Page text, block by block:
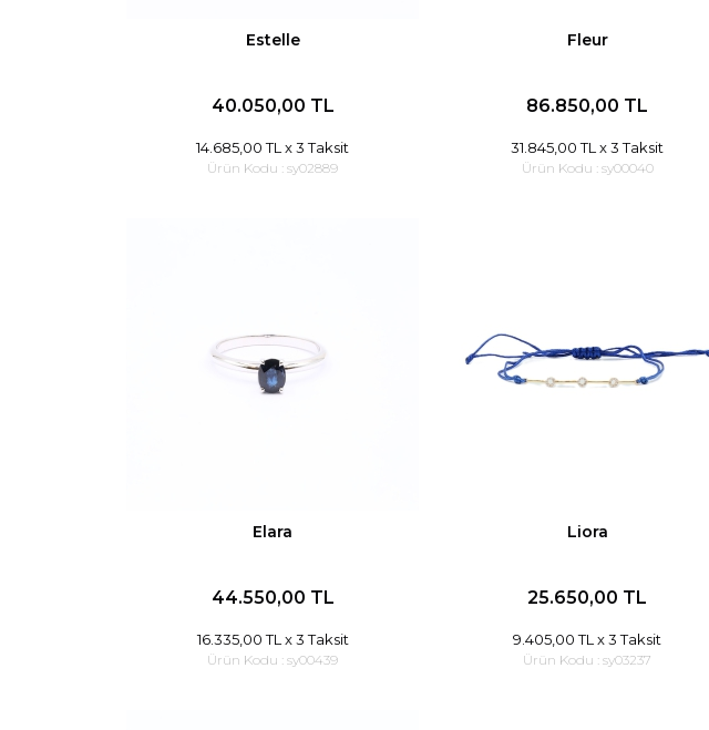
Estelle
40.050,00 TL
14.685,00 TL x 3 Taksit
Ürün Kodu : sy02889
Fleur
86.850,00 TL
31.845,00 TL x 3 Taksit
Ürün Kodu : sy00040
Elara
44.550,00 TL
16.335,00 TL x 3 Taksit
Ürün Kodu : sy00439
Liora
25.650,00 TL
9.405,00 TL x 3 Taksit
Ürün Kodu : sy03237